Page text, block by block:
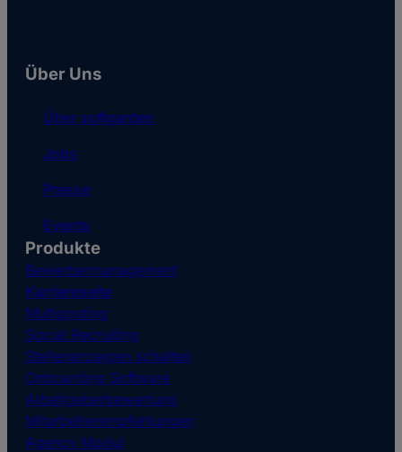
Über Uns
Über softgarden
Jobs
Presse
Events
Produkte
Bewerbermanagement
Karriereseite
Multiposting
Social Recruiting
Stellenanzeigen schalten
Onboarding Software
Arbeitgeberbewertung
Mitarbeiterempfehlungen
Agency Modul